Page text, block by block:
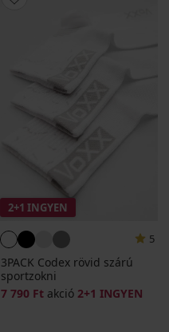
2+1 INGYEN
5
3PACK Codex rövid szárú
sportzokni
7 790 Ft akció 2+1 INGYEN